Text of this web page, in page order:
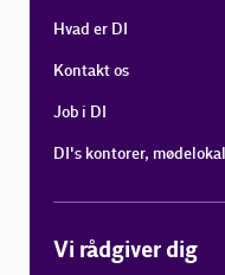
Hvad er DI
Kontakt os
Job i DI
DI's kontorer,
Vi rådgiver dig